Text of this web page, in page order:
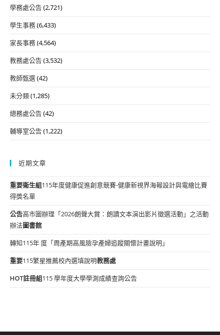
學務處公告(2,721)
學生事務(6,433)
家長事務(4,564)
教務處公告(3,532)
教師甄選(42)
未分類(1,285)
總務處公告(42)
輔導室公告(1,222)
近期文章
重要衛生組115年度健康促進創意競賽-健康新視界海報設計與電繪比賽
得獎名單
公告高市圖辦理「2026朗聲大賞：朗讀文本演出影片徵選活動」之活動
辦法圖書館
轉知115年 度「周產期高風險孕產婦追蹤關懷計畫說明」
重要115繁星推薦校內選填說明教務處
HOT註冊組115 學年度大學學測成績查詢公告